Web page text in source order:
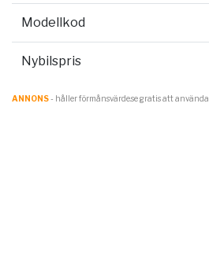
Modellkod
Nybilspris
ANNONS- håller förmånsvärde.se gratis att använda